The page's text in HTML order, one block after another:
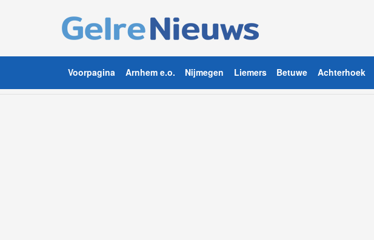
Voorpagina Arnhem e.o. Nijmegen Liemers Betuwe Achterhoek